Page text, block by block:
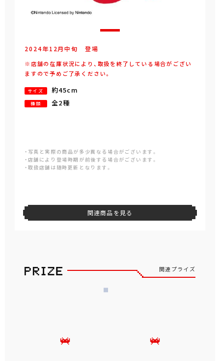
2024年12月中旬 登場
※店舗の在庫状況により、取扱を終了している場合がござい
ますので予めご了承ください。
サイズ 約45cm
種類 全2種
・写真と実際の商品が多少異なる場合がございます。
・店舗により登場時期が前後する場合がございます。
・取扱店舗は随時更新となります。
関連商品を見る
関連プライズ